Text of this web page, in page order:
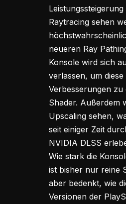
Raytracing sehen
neueren Ray
Konsole wird sich
verlassen, um
Verbesserungen
Shader. Außerdem
Upscaling sehen,
seit einiger Zeit
NVIDIA DLSS
Wie stark die
ist bisher nur reine
aber bedenkt, wie
Versionen der